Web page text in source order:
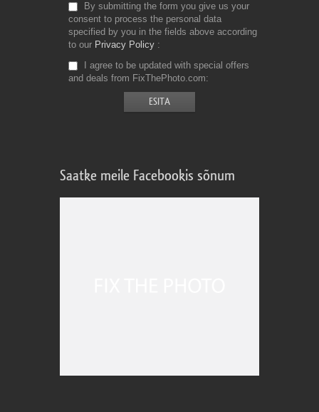
By submitting the form you give us your
consent to process the personal data
specified by you in the fields above according
to our Privacy Policy
I agree to be updated with special offers
and deals from FixThePhoto.com
Saatke meile Facebookis sõnum